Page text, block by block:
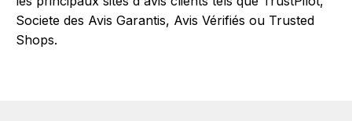
Societe des Avis Garantis, Avis Vérifiés ou Trusted
Shops.